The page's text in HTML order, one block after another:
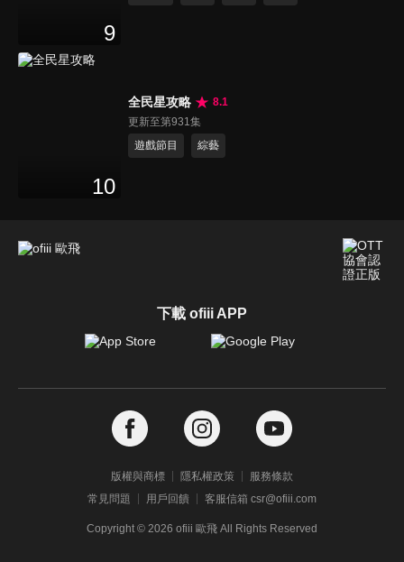
9
10
全民星攻略
8.1
更新至第931集
遊戲節目
綜藝
下載 ofiii APP
版權與商標 隱私權政策
服務條款
常見問題
用戶回饋 客服信箱 csr@ofiii.com
Copyright © 2026 ofiii 歐飛 All Rights Reserved